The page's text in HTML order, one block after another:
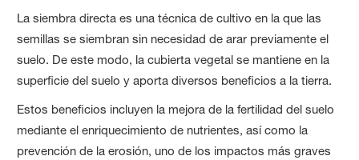
La siembra directa es una técnica de cultivo en la que las
semillas se siembran sin necesidad de arar previamente el
suelo. De este modo, la cubierta vegetal se mantiene en la
superficie del suelo y aporta diversos beneficios a la tierra.
Estos beneficios incluyen la mejora de la fertilidad del suelo
mediante el enriquecimiento de nutrientes, así como la
prevención de la erosión, uno de los impactos más graves